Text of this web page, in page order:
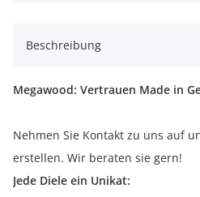
Beschreibung
Megawood: Vertrauen Made in
Nehmen Sie Kontakt zu uns auf
erstellen. Wir beraten sie gern!
Jede Diele ein Unikat: